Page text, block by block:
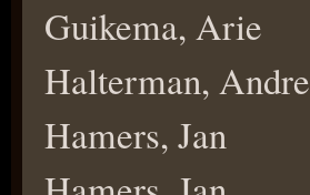
Guikema, Arie
Halterman, Andre
Hamers, Jan